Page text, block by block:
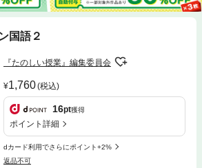
国語２
『たのしい授業』編集委員会
1,760(税込)
16pt獲得
ポイント詳細
dカード利用でさらにポイント+2%
返品不可